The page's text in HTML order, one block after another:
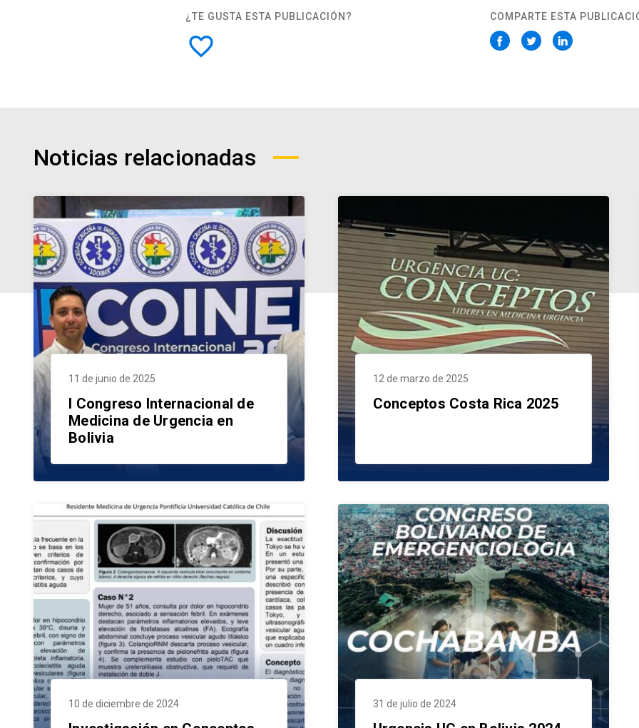
¿TE GUSTA ESTA PUBLICACIÓN?
favorite_border
COMPARTE ESTA
Noticias relacionadas
11 de junio de 2025
I Congreso Internacional de
Medicina de Urgencia en
Bolivia
12 de marzo de 2025
Conceptos Costa Rica 2025
10 de diciembre de 2024 31 de julio de 2024